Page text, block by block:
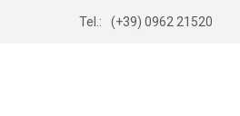
Tel.: (+39) 0962 21520